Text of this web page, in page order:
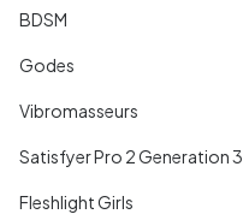
BDSM
Godes
Vibromasseurs
Satisfyer Pro 2 Generation 3
Fleshlight Girls